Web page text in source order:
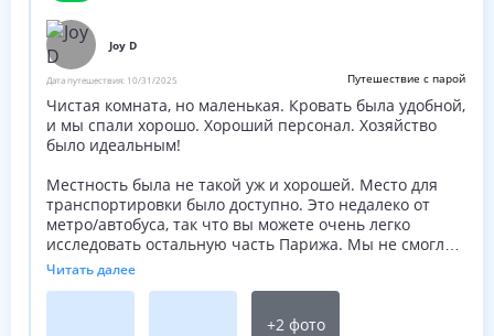
Joy D
Дата путешествия: 10/31/2025 Путешествие с парой
Чистая комната, но маленькая. Кровать была удобной,
и мы спали хорошо. Хороший персонал. Хозяйство
было идеальным!
Местность была не такой уж и хорошей. Место для
транспортировки было доступно. Это недалеко от
метро/автобуса, так что вы можете очень легко
исследовать остальную часть Парижа. Мы не смогли
пообедать в ресторане, но еда выглядела очень
вкусно.
Читать далее
+2фото